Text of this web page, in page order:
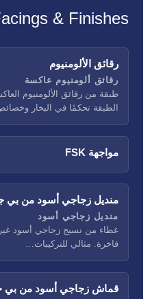
& Finishes
رقائق الألومنيوم
رقائق ألومنيوم عاكسة
طبقة من رقائق الألومنيوم
الطبقة تحكمًا في البخار
مواجهة FSK
منديل زجاجي أسود من بي
منديل زجاجي أسود
غطاء من نسيج زجاجي أسود غير
فاخرة. مثالي للتركيبات…
قماش زجاجي أسود من